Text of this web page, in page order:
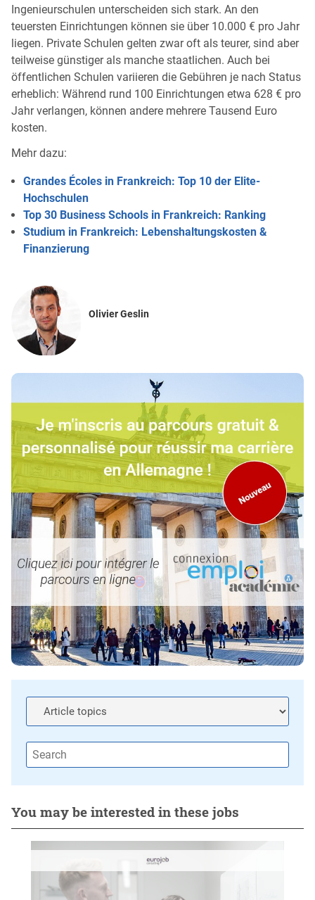
Ingenieurschulen unterscheiden sich stark. An den
teuersten Einrichtungen können sie über 10.000 € pro Jahr
liegen. Private Schulen gelten zwar oft als teurer, sind aber
teilweise günstiger als manche staatlichen. Auch bei
öffentlichen Schulen variieren die Gebühren je nach Status
erheblich: Während rund 100 Einrichtungen etwa 628 € pro
Jahr verlangen, können andere mehrere Tausend Euro
kosten.
Mehr dazu:
Grandes Écoles in Frankreich: Top 10 der Elite-
Hochschulen
Top 30 Business Schools in Frankreich: Ranking
Studium in Frankreich: Lebenshaltungskosten &
Finanzierung
Olivier Geslin
You may be interested in these jobs